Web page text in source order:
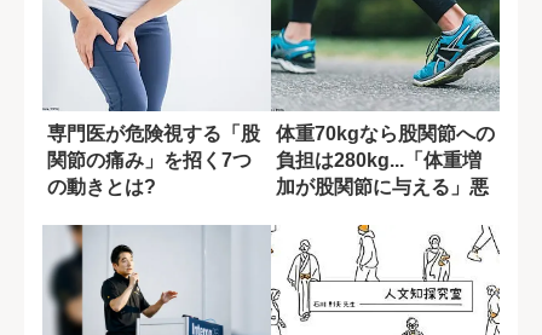
専門医が危険視する「股
関節の痛み」を招く7つ
の動きとは?
体重70kgなら股関節への
負担は280kg...「体重増
加が股関節に与える」悪